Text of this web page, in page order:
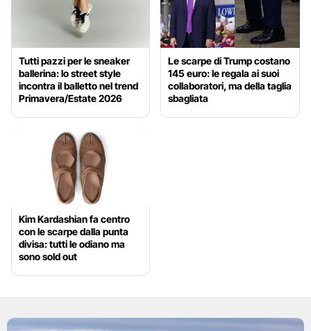
Tutti pazzi per le sneaker
ballerina: lo street style
incontra il balletto nel trend
Primavera/Estate 2026
Le scarpe di Trump costano
145 euro: le regala ai suoi
collaboratori, ma della taglia
sbagliata
Kim Kardashian fa centro
con le scarpe dalla punta
divisa: tutti le odiano ma
sono sold out